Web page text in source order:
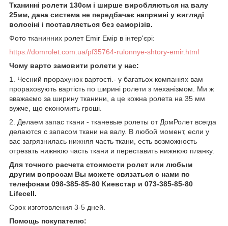
Тканинні ролети 130см і ширше виробляються на валу
25мм, дана система не передбачає напрямні у вигляді
волосіні і поставляється без саморізів.
Фото тканинних ролет Emir Емір в інтер'єрі:
https://domrolet.com.ua/pf35764-rulonnye-shtory-emir.html
Чому варто замовити ролети у нас:
1. Чесний прорахунок вартості.- у багатьох компаніях вам
прораховують вартість по ширині ролети з механізмом. Ми ж
вважаємо за ширину тканини, а це кожна ролета на 35 мм
вужче, що економить гроші.
2. Делаем запас ткани - тканевые ролеты от ДомРолет всегда
делаются с запасом ткани на валу. В любой момент, если у
вас загрязнилась нижняя часть ткани, есть возможность
отрезать нижнюю часть ткани и переставить нижнюю планку.
Для точного расчета стоимости ролет или любым
другим вопросам Вы можете связаться с нами по
телефонам 098-385-85-80 Киевстар и 073-385-85-80
Lifecell.
Срок изготовления 3-5 дней.
Помощь покупателю: